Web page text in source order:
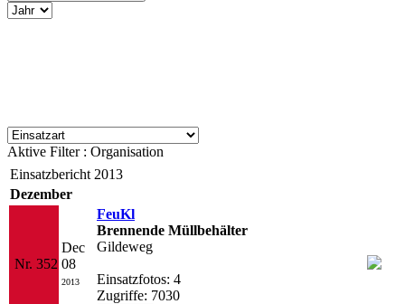
Aktive Filter : Organisation
Einsatzbericht 2013
Dezember
Nr. 352
Dec
08
2013
FeuKl
Brennende Müllbehälter
Gildeweg
Einsatzfotos: 4
Zugriffe: 7030